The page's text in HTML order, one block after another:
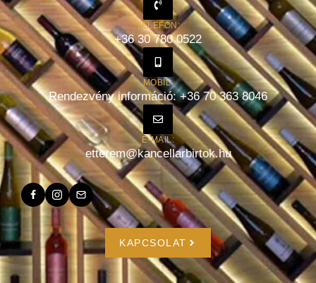
TELEFON:
+36 30 780 0522
MOBIL:
Rendezvény információ: +36 70 363 8046
E-MAIL:
etterem@kancellarbirtok.hu
KAPCSOLAT